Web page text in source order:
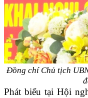
Đồng chí Chủ tịch
Phát biểu tại Hội